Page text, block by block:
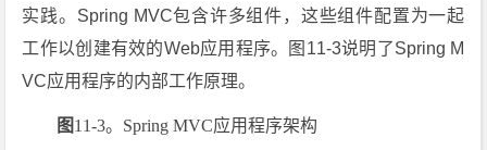
实践。Spring MVC包含许多组件，这些组件配置为一起
工作以创建有效的Web应用程序。图11-3说明了Spring M
VC应用程序的内部工作原理。
图11-3。Spring MVC应用程序架构